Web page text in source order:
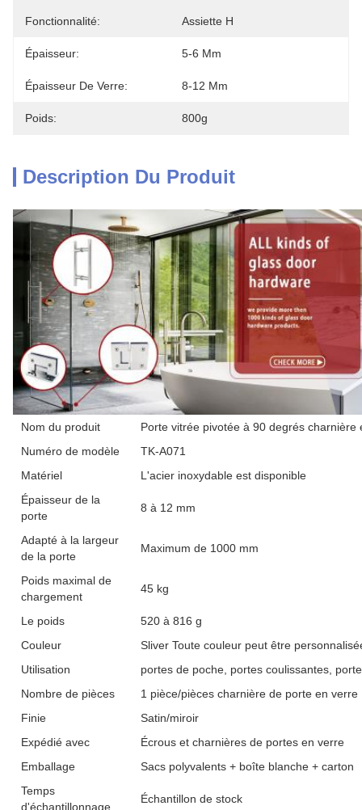
Fonctionnalité: Assiette H
Épaisseur: 5-6 Mm
Épaisseur De Verre: 8-12 Mm
Poids: 800g
Description Du Produit
Nom du produit
Porte vitrée pivotée à 90 degrés
Numéro de modèle
TK-A071
Matériel
L'acier inoxydable est disponible
Épaisseur de la
porte
8 à 12 mm
Adapté à la largeur
de la porte
Maximum de 1000 mm
Poids maximal de
chargement
45 kg
Le poids
520 à 816 g
Couleur
Sliver Toute couleur peut être
Utilisation
portes de poche, portes coulissantes,
Nombre de pièces
1 pièce/pièces charnière de porte en verre
Finie
Satin/miroir
Expédié avec
Écrous et charnières de portes en verre
Emballage
Sacs polyvalents + boîte blanche + carton
Temps
d'échantillonnage
Échantillon de stock